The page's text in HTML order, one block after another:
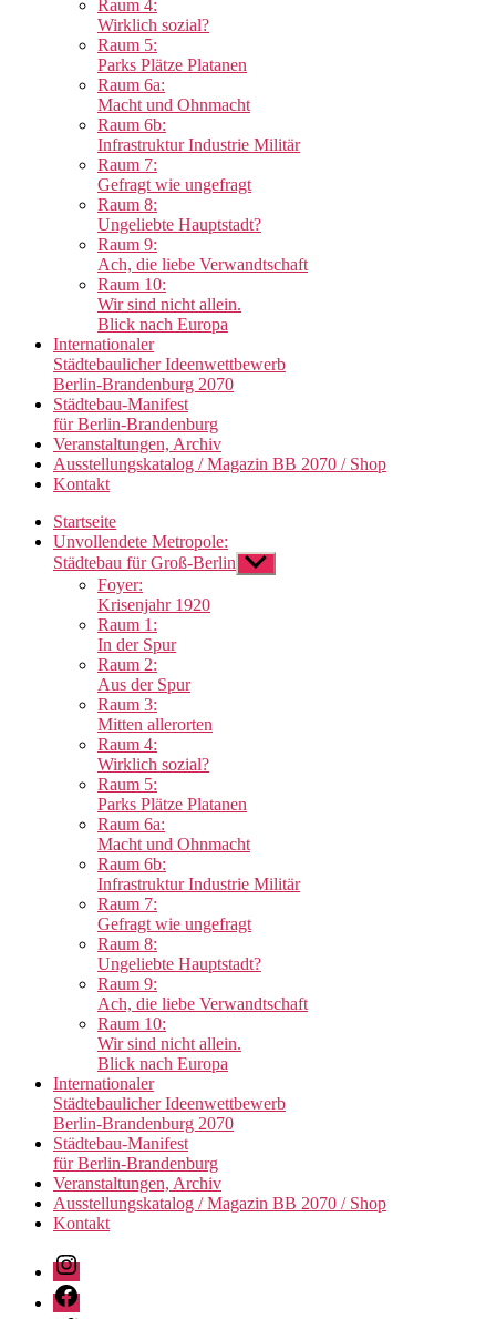
Raum 4:
Wirklich sozial?
Raum 5:
Parks Plätze Platanen
Raum 6a:
Macht und Ohnmacht
Raum 6b:
Infrastruktur Industrie Militär
Raum 7:
Gefragt wie ungefragt
Raum 8:
Ungeliebte Hauptstadt?
Raum 9:
Ach, die liebe Verwandtschaft
Raum 10:
Wir sind nicht allein.
Blick nach Europa
Internationaler
Städtebaulicher Ideenwettbewerb
Berlin-Brandenburg 2070
Städtebau-Manifest
für Berlin-Brandenburg
Veranstaltungen, Archiv
Ausstellungskatalog / Magazin BB 2070 / Shop
Kontakt
Startseite
Unvollendete Metropole:
Städtebau für Groß-Berlin Untermenü
anzeigen
Foyer:
Krisenjahr 1920
Raum 1:
In der Spur
Raum 2:
Aus der Spur
Raum 3:
Mitten allerorten
Raum 4:
Wirklich sozial?
Raum 5:
Parks Plätze Platanen
Raum 6a:
Macht und Ohnmacht
Raum 6b:
Infrastruktur Industrie Militär
Raum 7:
Gefragt wie ungefragt
Raum 8:
Ungeliebte Hauptstadt?
Raum 9:
Ach, die liebe Verwandtschaft
Raum 10:
Wir sind nicht allein.
Blick nach Europa
Internationaler
Städtebaulicher Ideenwettbewerb
Berlin-Brandenburg 2070
Städtebau-Manifest
für Berlin-Brandenburg
Veranstaltungen, Archiv
Ausstellungskatalog / Magazin BB 2070 / Shop
Kontakt
Instagram
Facebook